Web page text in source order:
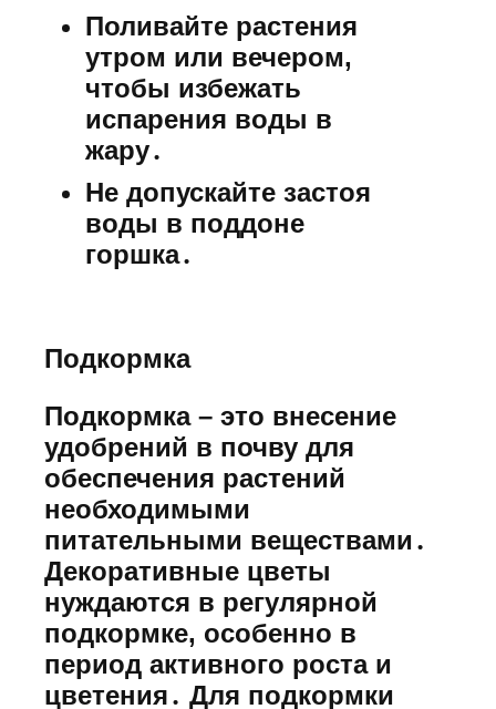
Поливайте растения
утром или вечером,
чтобы избежать
испарения воды в
жару․
Не допускайте застоя
воды в поддоне
горшка․
Подкормка
Подкормка – это внесение
удобрений в почву для
обеспечения растений
необходимыми
питательными веществами․
Декоративные цветы
нуждаются в регулярной
подкормке, особенно в
период активного роста и
цветения․ Для подкормки